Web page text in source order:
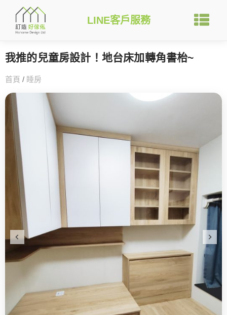
LINE客戶服務
我推的兒童房設計！地台床加轉角書枱~
首頁 / 睡房